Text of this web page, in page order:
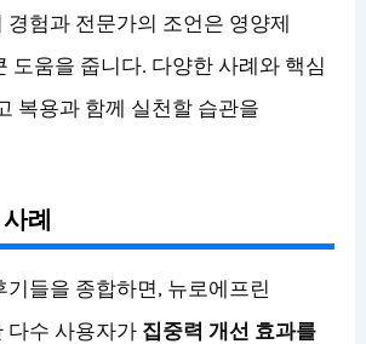
경험과 전문가의 조언은 영양제
도움을 줍니다. 다양한 사례와 핵심
복용과 함께 실천할 습관을
례
기들을 종합하면, 뉴로에프린
다수 사용자가 집중력 개선 효과를